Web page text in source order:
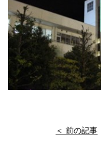
＜ 前の記事